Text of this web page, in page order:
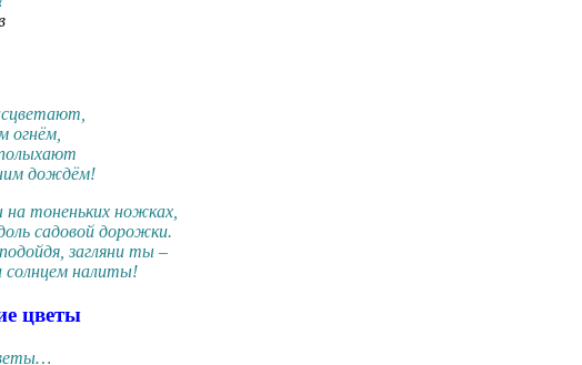
огнём,
дождём!
тоненьких ножках,
садовой дорожки.
загляни ты –
солнцем налиты!
цветы